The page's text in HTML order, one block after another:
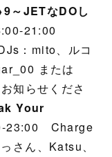
～JETなDOし
21:00
：mito、ルコ
または
知らせくださ
Your
Charge
ん、Katsu、